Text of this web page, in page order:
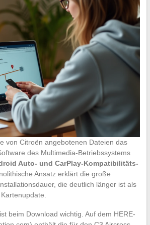
von Citroën angebotenen Dateien das
des Multimedia-Betriebssystems
Auto- und CarPlay-Kompatibilitäts-
Ansatz erklärt die große
die deutlich länger ist als
beim Download wichtig. Auf dem HERE-